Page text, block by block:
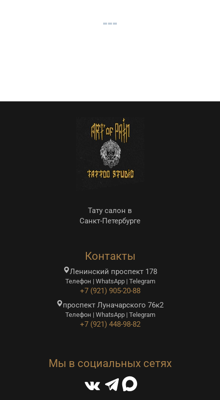
Тату салон в
Санкт-Петербурге
Контакты
Ленинский проспект 178
Телефон | WhatsApp | Telegram
+7 (921) 905-20-88
проспект Луначарского 76к2
Телефон | WhatsApp | Telegram
+7 (921) 448-98-82
Мы в социальных сетях